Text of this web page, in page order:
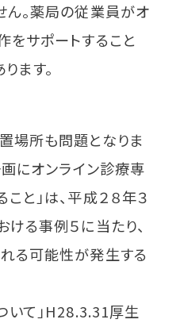
ん。薬局の従業員がオ
をサポートすること
ます。
場所も問題となりま
画にオンライン診療専
と」は、平成２８年３
る事例５に当たり、
る可能性が発生する
いて」H28.3.31厚生